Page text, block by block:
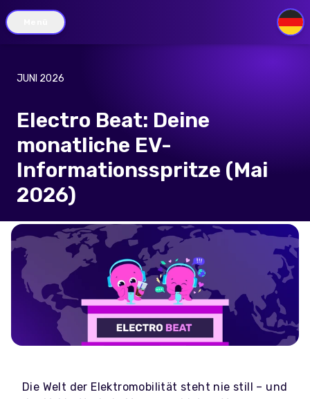
DE
JUNI 2026
Electro Beat: Deine
monatliche EV-
Informationsspritze (Mai
2026)
Die Welt der Elektromobilität steht nie still – und